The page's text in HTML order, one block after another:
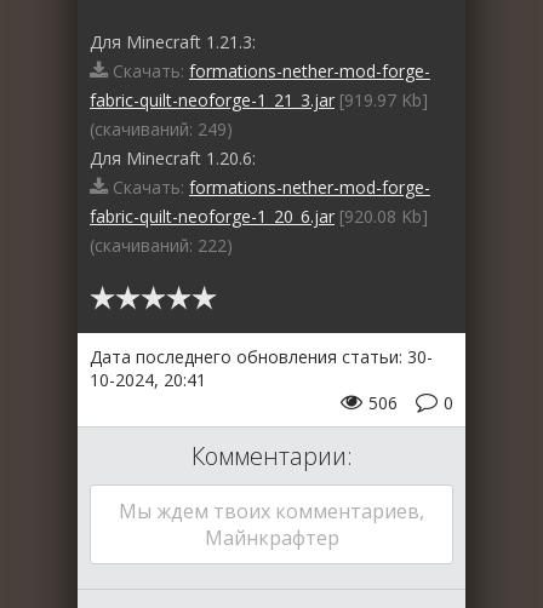
Для Minecraft 1.21.3:
Скачать: formations-nether-mod-forge-
fabric-quilt-neoforge-1_21_3.jar [919.97 Kb]
(cкачиваний: 249)
Для Minecraft 1.20.6:
Скачать: formations-nether-mod-forge-
fabric-quilt-neoforge-1_20_6.jar [920.08 Kb]
(cкачиваний: 222)
Дата последнего обновления статьи: 30-
10-2024, 20:41
0
506
Комментарии:
Мы ждем твоих комментариев,
Майнкрафтер